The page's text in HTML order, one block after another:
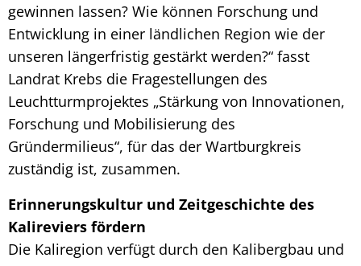
gewinnen lassen? Wie können Forschung und
Entwicklung in einer ländlichen Region wie der
unseren längerfristig gestärkt werden?“ fasst
Landrat Krebs die Fragestellungen des
Leuchtturmprojektes „Stärkung von Innovationen,
Forschung und Mobilisierung des
Gründermilieus“, für das der Wartburgkreis
zuständig ist, zusammen.
Erinnerungskultur und Zeitgeschichte des
Kalireviers fördern
Die Kaliregion verfügt durch den Kalibergbau und